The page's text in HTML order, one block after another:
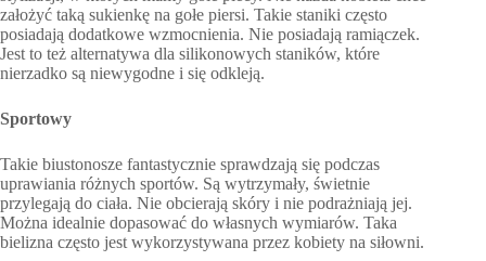
założyć taką sukienkę na gołe piersi. Takie staniki często
posiadają dodatkowe wzmocnienia. Nie posiadają ramiączek.
Jest to też alternatywa dla silikonowych staników, które
nierzadko są niewygodne i się odkleją.
Sportowy
Takie biustonosze fantastycznie sprawdzają się podczas
uprawiania różnych sportów. Są wytrzymały, świetnie
przylegają do ciała. Nie obcierają skóry i nie podrażniają jej.
Można idealnie dopasować do własnych wymiarów. Taka
bielizna często jest wykorzystywana przez kobiety na siłowni.